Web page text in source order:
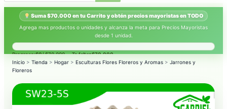
Suma $70.000 en tu Carrito y obtén precios mayoristas en TODO
Agrega mas productos o unidades y alcanza la meta para Precios Mayoristas
desde 1 unidad.
Progreso:$0/ $70.000 — Te faltan$70.000.
Inicio > Tienda > Hogar > Esculturas Flores Floreros y Aromas > Jarrones y
Floreros